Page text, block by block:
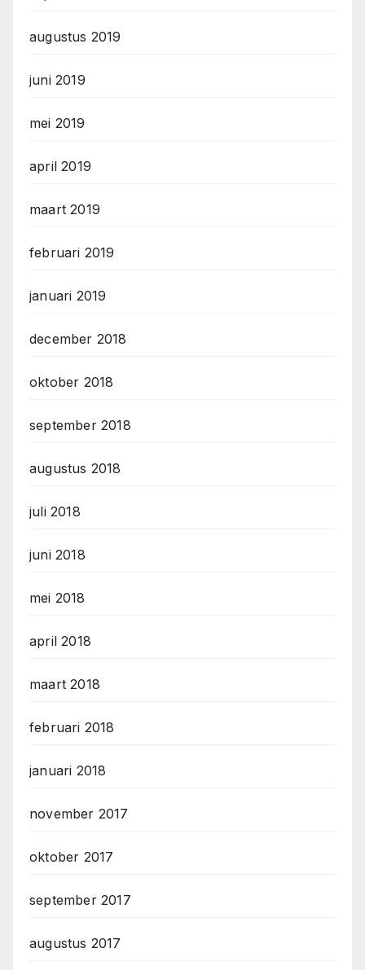
augustus 2019
juni 2019
mei 2019
april 2019
maart 2019
februari 2019
januari 2019
december 2018
oktober 2018
september 2018
augustus 2018
juli 2018
juni 2018
mei 2018
april 2018
maart 2018
februari 2018
januari 2018
november 2017
oktober 2017
september 2017
augustus 2017